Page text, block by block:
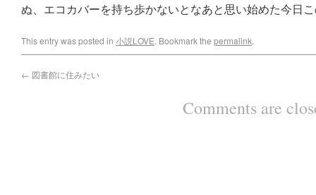
ぬ、エコカバーを持ち歩かないとなあと思い始めた今日
This entry was posted in 小説LOVE. Bookmark the permalink.
← 図書館に住みたい
Comments are